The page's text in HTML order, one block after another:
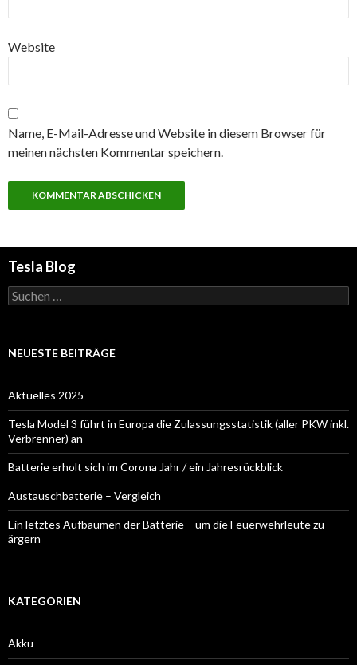
Website
Name, E-Mail-Adresse und Website in diesem Browser für
meinen nächsten Kommentar speichern.
Tesla Blog
Suchen
nach:
NEUESTE BEITRÄGE
Aktuelles 2025
Tesla Model 3 führt in Europa die Zulassungsstatistik (aller PKW inkl.
Verbrenner) an
Batterie erholt sich im Corona Jahr / ein Jahresrückblick
Austauschbatterie – Vergleich
Ein letztes Aufbäumen der Batterie – um die Feuerwehrleute zu
ärgern
KATEGORIEN
Akku